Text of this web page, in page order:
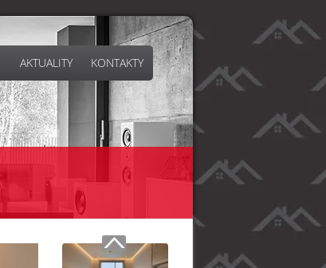
AKTUALITY KONTAKTY